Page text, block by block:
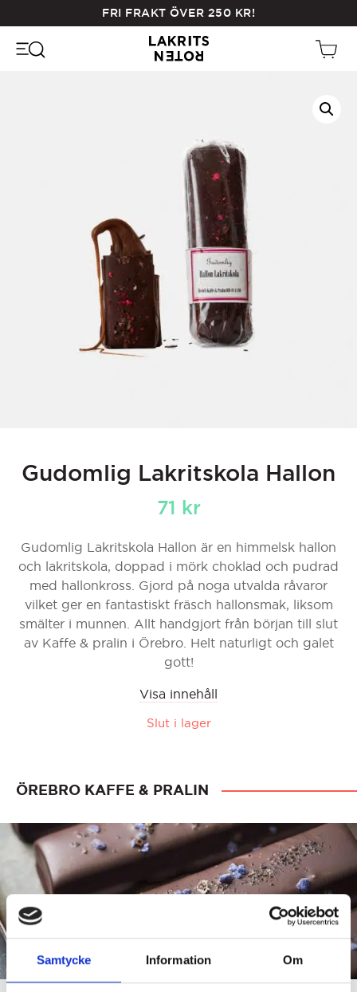
Samtycke Information Om
main
FRI FRAKT ÖVER 250 KR!
Gudomlig Lakritskola Hallon
71 kr
Gudomlig Lakritskola Hallon är en himmelsk hallon
och lakritskola, doppad i mörk choklad och pudrad
med hallonkross. Gjord på noga utvalda råvaror
vilket ger en fantastiskt fräsch hallonsmak, liksom
smälter i munnen. Allt handgjort från början till slut
av Kaffe & pralin i Örebro. Helt naturligt och galet
gott!
Visa innehåll
Slut i lager
ÖREBRO KAFFE & PRALIN